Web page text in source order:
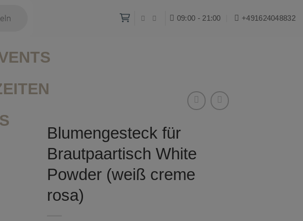
09:00 - 21:00 +491624048832‬
Blumengesteck für
Brautpaartisch White
Powder (weiß creme
rosa)